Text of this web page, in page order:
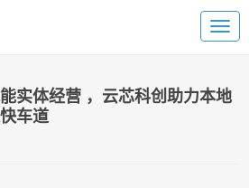
实体经营 ，云芯科创助力本地
车道